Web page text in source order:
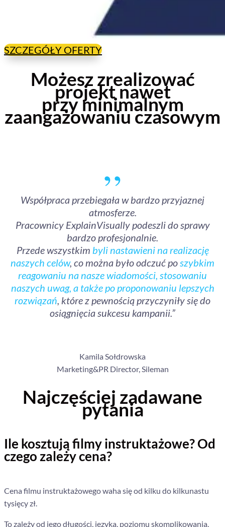
SZCZEGÓŁY OFERTY
Możesz zrealizować
projekt nawet
przy minimalnym
zaangażowaniu czasowym
,,
Współpraca przebiegała w bardzo przyjaznej
atmosferze.
Pracownicy ExplainVisually podeszli do sprawy
bardzo profesjonalnie.
Przede wszystkim byli nastawieni na realizację
naszych celów, co można było odczuć po szybkim
reagowaniu na nasze wiadomości, stosowaniu
naszych uwag, a także po proponowaniu lepszych
rozwiązań , które z pewnością przyczyniły się do
osiągnięcia sukcesu kampanii.”
Kamila Sołdrowska
Marketing&PR Director, Sileman
Najczęściej zadawane
pytania
Ile kosztują filmy instruktażowe? Od
czego zależy cena?
Cena filmu instruktażowego waha się od kilku do kilkunastu
tysięcy zł.
To zależy od jego długości, języka, poziomu skomplikowania,